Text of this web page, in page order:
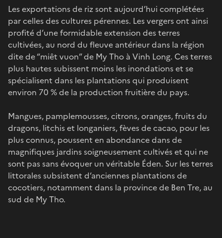
Les exportations de riz sont aujourd’hui complétées
par celles des cultures pérennes. Les vergers ont ainsi
profité d’une formidable extension des terres
cultivées, au nord du fleuve antérieur dans la région
dite de “miêt vuon” de My Tho à Vinh Long. Ces terres
plus hautes subissent moins les inondations et se
spécialisent dans les plantations qui produisent
environ 70 % de la production fruitière du pays.
Mangues, pamplemousses, citrons, oranges, fruits du
dragons, litchis et longaniers, fèves de cacao, pour les
plus connus, poussent en abondance dans de
magnifiques jardins soigneusement cultivés et qui ne
sont pas sans évoquer un véritable Éden. Sur les terres
littorales subsistent d’anciennes plantations de
cocotiers, notamment dans la province de Ben Tre, au
sud de My Tho.